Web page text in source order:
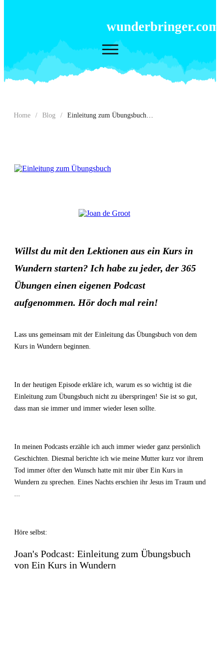
wunderbringer.com
Home / Blog / Einleitung zum Übungsbuch von Ein Kurs in Wundern
Willst du mit den Lektionen aus ein Kurs in
Wundern starten? Ich habe zu jeder, der 365
Übungen einen eigenen Podcast
aufgenommen. Hör doch mal rein!
Lass uns gemeinsam mit der Einleitung das Übungsbuch von dem
Kurs in Wundern beginnen.
In der heutigen Episode erkläre ich, warum es so wichtig ist die
Einleitung zum Übungsbuch nicht zu überspringen! Sie ist so gut,
dass man sie immer und immer wieder lesen sollte.
In meinen Podcasts erzähle ich auch immer wieder ganz persönlich
Geschichten. Diesmal berichte ich wie meine Mutter kurz vor ihrem
Tod immer öfter den Wunsch hatte mit mir über Ein Kurs in
Wundern zu sprechen. Eines Nachts erschien ihr Jesus im Traum und
...
Höre selbst:
Joan's Podcast: Einleitung zum Übungsbuch
von Ein Kurs in Wundern